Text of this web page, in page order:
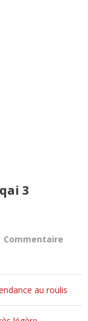
3
Commentaire
au roulis